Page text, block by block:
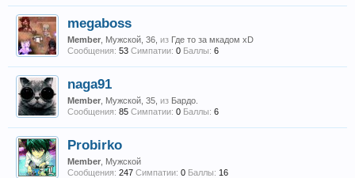
megaboss
Member , Мужской, 36, из Где то за мкадом xD
Сообщения: 53 Симпатии: 0 Баллы: 6
naga91
Member , Мужской, 35, из Бардо.
Сообщения: 85 Симпатии: 0 Баллы: 6
Probirko
Member , Мужской
Сообщения: 247 Симпатии: 0 Баллы: 16